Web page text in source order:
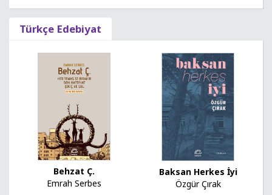
Türkçe Edebiyat
Behzat Ç.
Emrah Serbes
Baksan Herkes İyi
Özgür Çırak